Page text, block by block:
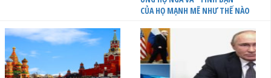
CỦA HỌ MẠNH MẼ NHƯ THẾ NÀO